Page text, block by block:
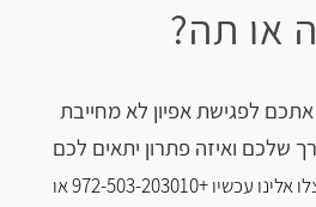
או תה?
לפגישת אפיון לא מחייבת
שלכם ואיזה פתרון יתאים לכם
אלינו עכשיו
+972-503-203010 או